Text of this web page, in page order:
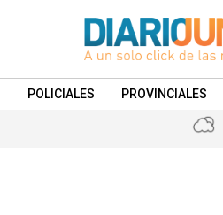
POLICIALES PROVINCIALES